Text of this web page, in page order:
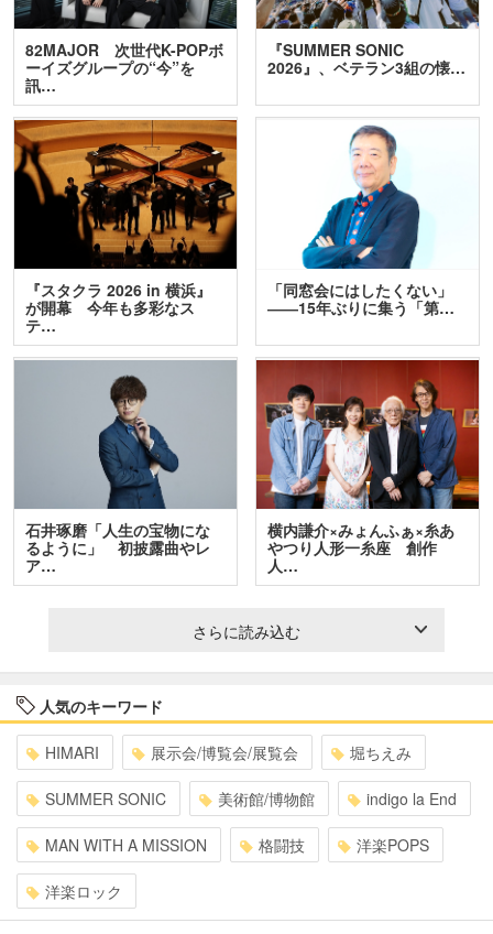
82MAJOR 次世代K-POPボ
ーイズグループの“今”を
訊…
『SUMMER SONIC
2026』、ベテラン3組の懐…
『スタクラ 2026 in 横浜』
が開幕 今年も多彩なス
テ…
「同窓会にはしたくない」
――15年ぶりに集う「第…
石井琢磨「人生の宝物にな
るように」 初披露曲やレ
ア…
横内謙介×みょんふぁ×糸あ
やつり人形一糸座 創作
人…
さらに読み込む
人気のキーワード
HIMARI 展示会/博覧会/展覧会 堀ちえみ
SUMMER SONIC 美術館/博物館 indigo la End
MAN WITH A MISSION 格闘技 洋楽POPS
洋楽ロック